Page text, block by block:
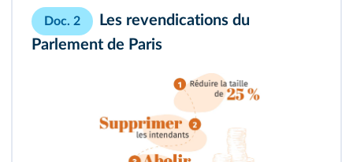
Doc. 2
Les revendications du
Parlement de Paris